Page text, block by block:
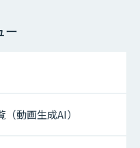
ー
動画生成AI）